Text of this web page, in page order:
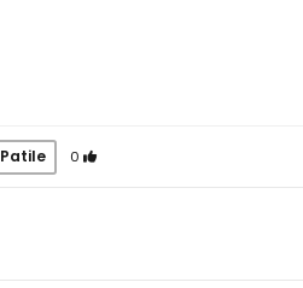
Patile 0